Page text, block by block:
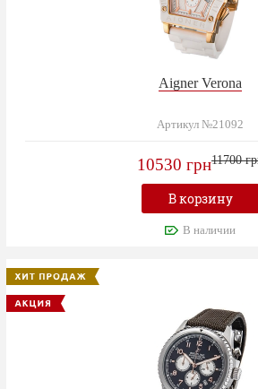
Aigner Verona
Артикул №21092
10530 грн11700
В корзину
В наличии